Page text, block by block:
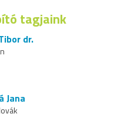
tagjaink
dr.
Jana